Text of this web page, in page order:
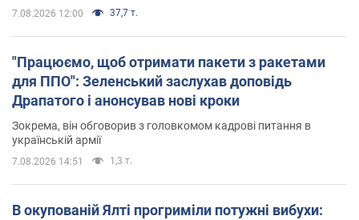
7.08.2026 12:00 37,7 т.
"Працюємо, щоб отримати пакети з ракетами
для ППО": Зеленський заслухав доповідь
Драпатого і анонсував нові кроки
Зокрема, він обговорив з головкомом кадрові питання в
українській армії
7.08.2026 14:51 1,3 т.
В окупованій Ялті прогриміли потужні вибухи: